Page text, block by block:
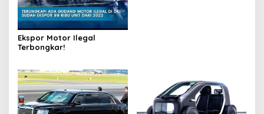
Ekspor Motor Ilegal
Terbongkar!